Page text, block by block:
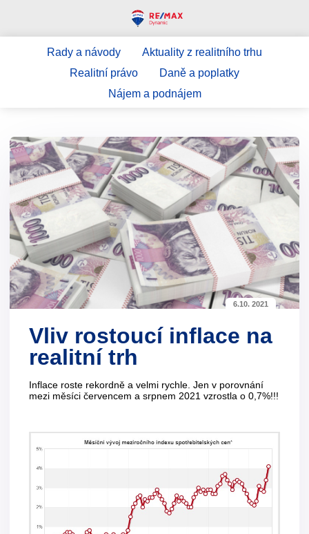
Rady a návody
Aktuality z realitního trhu
Realitní právo
Daně a poplatky
Nájem a podnájem
6.10. 2021
Vliv rostoucí inflace na
realitní trh
Inflace roste rekordně a velmi rychle. Jen v porovnání
mezi měsíci červencem a srpnem 2021 vzrostla o 0,7%!!!